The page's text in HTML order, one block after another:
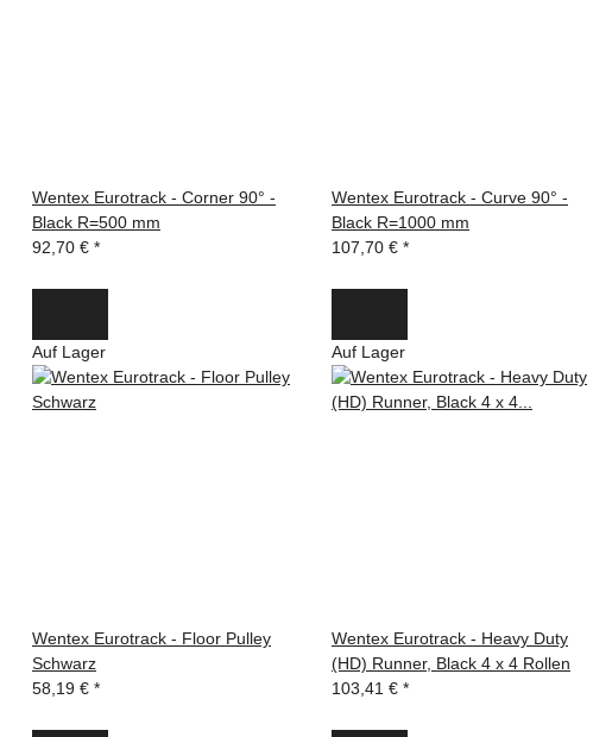
Wentex Eurotrack - Corner 90° -
Black R=500 mm
92,70 € *
Wentex Eurotrack - Curve 90° -
Black R=1000 mm
107,70 € *
Auf Lager
Wentex Eurotrack - Floor Pulley
Schwarz
58,19 € *
Auf Lager
Wentex Eurotrack - Heavy Duty
(HD) Runner, Black 4 x 4 Rollen
103,41 € *